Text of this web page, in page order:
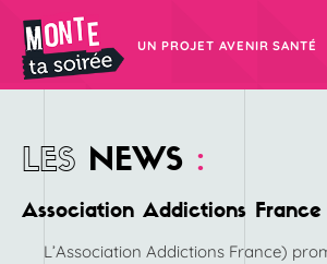
UN PROJET AVENIR SANTÉ
LES NEWS :
Association Addictions
L’Association Addictions France)